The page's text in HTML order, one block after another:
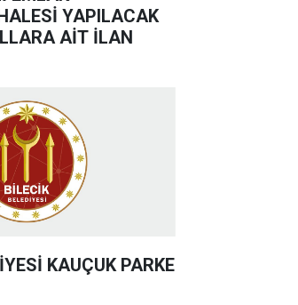
YAPILACAK
AİT İLAN
KAUÇUK PARKE